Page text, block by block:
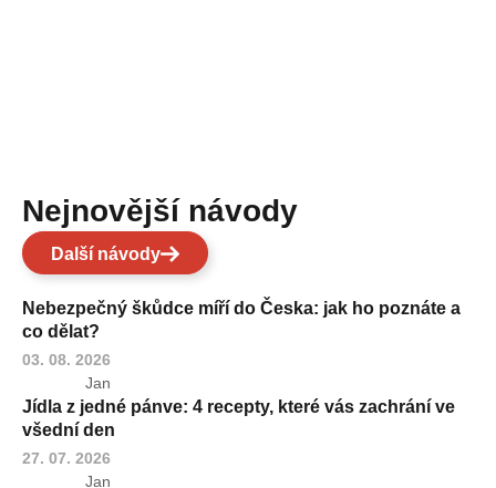
Nejnovější návody
Další návody
Nebezpečný škůdce míří do Česka: jak ho poznáte a
co dělat?
03. 08. 2026
Jan
Jídla z jedné pánve: 4 recepty, které vás zachrání ve
všední den
27. 07. 2026
Jan